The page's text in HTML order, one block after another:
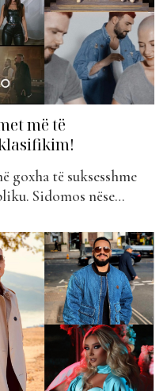
më të
goxha të suksesshme
Sidomos nëse
vëmë re se vërtet disa
bashku, kanë sjellë
kanë qenë disa...